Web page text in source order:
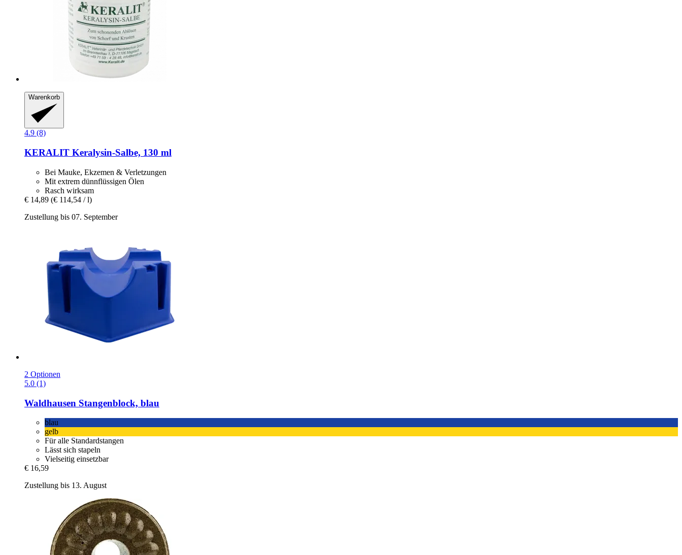
Warenkorb
4.9 (8)
KERALIT Keralysin-​Salbe, 130 ml
Bei Mauke, Ekzemen & Verletzungen
Mit extrem dünnflüssigen Ölen
Rasch wirksam
€ 14,89 (€ 114,54 / l)
Zustellung bis 07. September
2 Optionen
5.0 (1)
Waldhausen Stangenblock, blau
blau
gelb
Für alle Standardstangen
Lässt sich stapeln
Vielseitig einsetzbar
€ 16,59
Zustellung bis 13. August